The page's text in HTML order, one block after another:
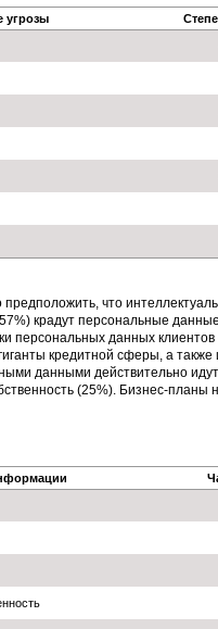
угрозы
что
крадут персональные
персональных данных
кредитной сферы, а также
данными действительно
(25%). Бизнес-